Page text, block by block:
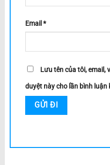
Email *
Lưu tên của tôi, email,
duyệt này cho lần bình luận